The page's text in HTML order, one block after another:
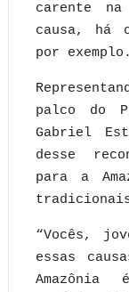
carente
causa, há
por exemplo.
palco do
Gabriel
desse
para a
“Vocês,
essas